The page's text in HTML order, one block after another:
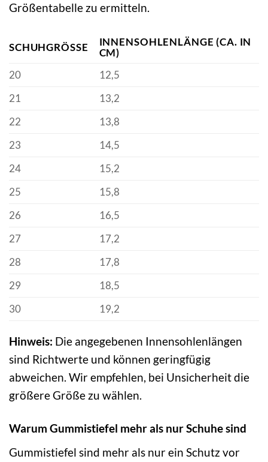
Größentabelle zu ermitteln.
SCHUHGRÖSSE
INNENSOHLENLÄNGE (CA. IN
CM)
20
12,5
21
13,2
22
13,8
23
14,5
24
15,2
25
15,8
26
16,5
27
17,2
28
17,8
29
18,5
30
19,2
Hinweis: Die angegebenen Innensohlenlängen
sind Richtwerte und können geringfügig
abweichen. Wir empfehlen, bei Unsicherheit die
größere Größe zu wählen.
Warum Gummistiefel mehr als nur Schuhe sind
Gummistiefel sind mehr als nur ein Schutz vor